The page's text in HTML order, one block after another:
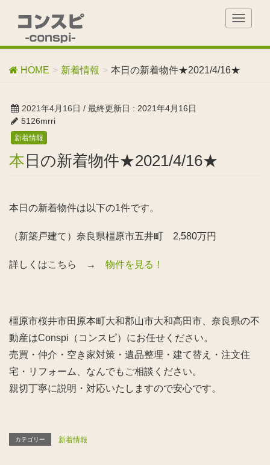
T
g
l
HOME 新着情報 本日の新着物件★2021/4/16★
2021年4月16日 / 最終更新日 : 2021年4月16日
5126mrri
新着情報
本日の新着物件★2021/4/16★
本日の新着物件は以下の1件です。
（新築戸建て）奈良県橿原市五井町 2,580万円
詳しくはこちら → 物件を見る！
橿原市桜井市田原本町大和郡山市大和高田市、奈良県の不
動産はConspi（コンスピ）にお任せください。
売買・仲介・空き家対策・遺品整理・建て替え・注文住
宅・リフォーム、なんでもご相談ください。
親切丁寧に説明・対応いたしますので安心です。
カテゴリー 新着情報